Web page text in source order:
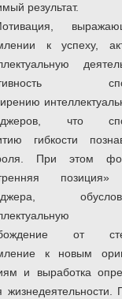
результат.
к успеху,
что
гибкости
При этом
позиция»
от
к новым
и выработка
жизнедеятельности.